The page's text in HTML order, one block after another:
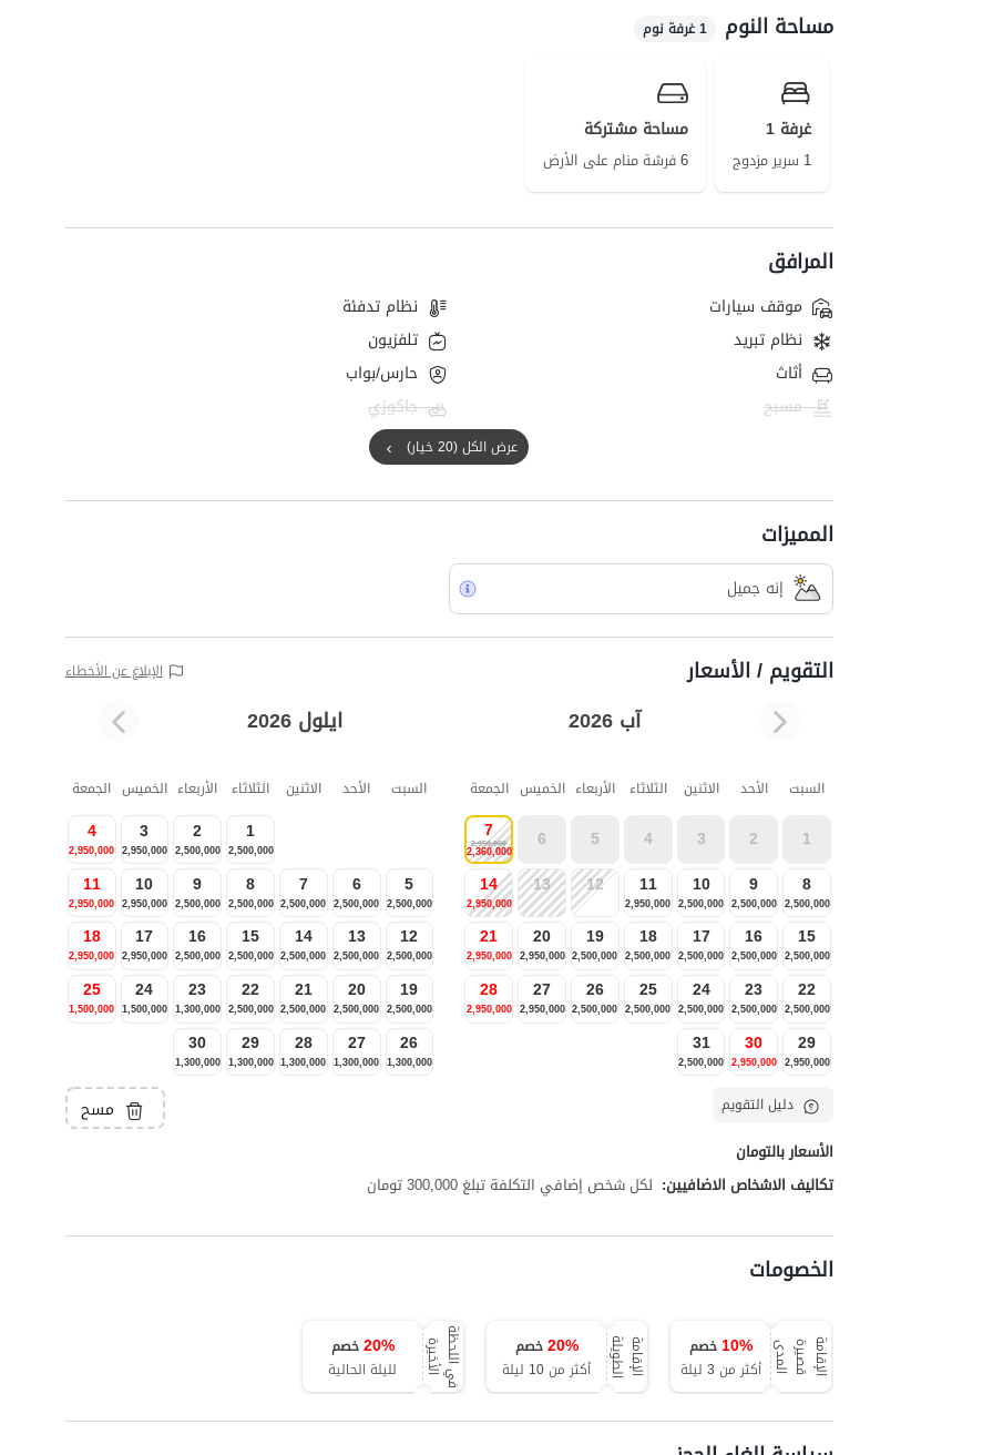
مساحة النوم 1 غرفة نوم
غرفة 1
1 سرير مزدوج
مساحة مشتركة
6 فرشة منام على الأرض
المرافق
موقف سيارات
نظام تدفئة
نظام تبريد
تلفزيون
أثاث
حارس/بواب
مسبح
جاكوزي
عرض الكل (20 خيار)
المميزات
إنه جميل
التقويم / الأسعار الإبلاغ عن الأخطاء
آب 2026 ايلول 2026
السبت الأحد الاثنين الثلاثاء الأربعاء الخميس الجمعة
1
2
3
4
5
6
7
2,950,000
2,360,000
8
2,500,000
9
2,500,000
10
2,500,000
11
2,950,000
12
13
14
2,950,000
15
2,500,000
16
2,500,000
17
2,500,000
18
2,500,000
19
2,500,000
20
2,950,000
21
2,950,000
22
2,500,000
23
2,500,000
24
2,500,000
25
2,500,000
26
2,500,000
27
2,950,000
28
2,950,000
29
2,950,000
30
2,950,000
31
2,500,000
السبت الأحد الاثنين الثلاثاء الأربعاء الخميس الجمعة
1
2,500,000
2
2,500,000
3
2,950,000
4
2,950,000
5
2,500,000
6
2,500,000
7
2,500,000
8
2,500,000
9
2,500,000
10
2,950,000
11
2,950,000
12
2,500,000
13
2,500,000
14
2,500,000
15
2,500,000
16
2,500,000
17
2,950,000
18
2,950,000
19
2,500,000
20
2,500,000
21
2,500,000
22
2,500,000
23
1,300,000
24
1,500,000
25
1,500,000
26
1,300,000
27
1,300,000
28
1,300,000
29
1,300,000
30
1,300,000
دليل التقويم مسح
الأسعار بالتومان
تكاليف الاشخاص الاضافيين: لكل شخص إضافي التكلفة تبلغ 300,000 تومان
الخصومات
ا
ل
إ
ق
ا
م
ة
ق
ص
ي
ر
ة
ا
ل
م
د ى 10%
خصم
أكثر من 3 ليلة
ا
ل
إ
ق
ا
م
ة
ا
ل
ط
و
ي
لة 20%
خصم
أكثر من 10 ليلة
ف
ي
ا
ل
ل
ح
ظ
ة
ا
ل
أ
خ
ي
رة 20%
خصم
لليلة الحالية